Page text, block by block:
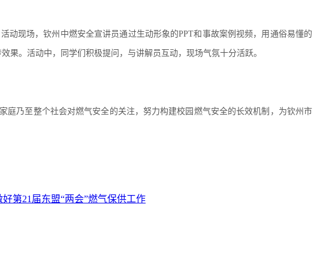
现场，钦州中燃安全宣讲员通过生动形象的PPT和事故案例视频，用通俗易懂的
果。活动中，同学们积极提问，与讲解员互动，现场气氛十分活跃。
乃至整个社会对燃气安全的关注，努力构建校园燃气安全的长效机制，为钦州市
第21届东盟“两会”燃气保供工作